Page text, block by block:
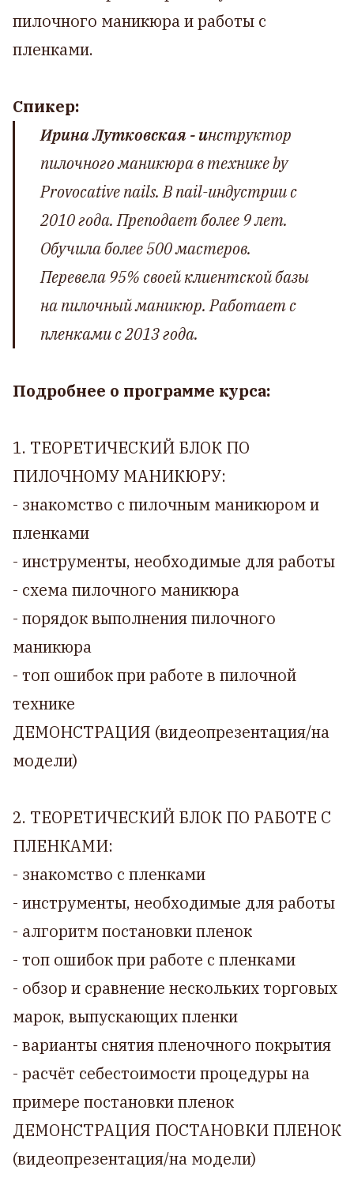
пилочного маникюра и работы с
пленками.
Спикер:
Ирина Лутковская - инструктор
пилочного маникюра в технике by
Provocative nails. В nail-индустрии с
2010 года. Преподает более 9 лет.
Обучила более 500 мастеров.
Перевела 95% своей клиентской базы
на пилочный маникюр. Работает с
пленками с 2013 года.
Подробнее о программе курса:
1. ТЕОРЕТИЧЕСКИЙ БЛОК ПО
ПИЛОЧНОМУ МАНИКЮРУ:
- знакомство с пилочным маникюром и
пленками
- инструменты, необходимые для работы
- схема пилочного маникюра
- порядок выполнения пилочного
маникюра
- топ ошибок при работе в пилочной
технике
ДЕМОНСТРАЦИЯ (видеопрезентация/на
модели)
2. ТЕОРЕТИЧЕСКИЙ БЛОК ПО РАБОТЕ С
ПЛЕНКАМИ:
- знакомство с пленками
- инструменты, необходимые для работы
- алгоритм постановки пленок
- топ ошибок при работе с пленками
- обзор и сравнение нескольких торговых
марок, выпускающих пленки
- варианты снятия пленочного покрытия
- расчёт себестоимости процедуры на
примере постановки пленок
ДЕМОНСТРАЦИЯ ПОСТАНОВКИ ПЛЕНОК
(видеопрезентация/на модели)